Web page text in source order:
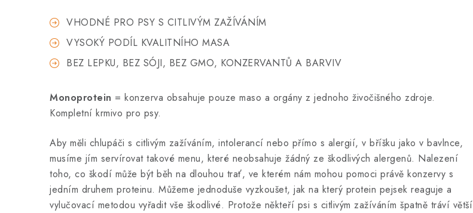
VHODNÉ PRO PSY S CITLIVÝM ZAŽÍVÁNÍM
VYSOKÝ PODÍL KVALITNÍHO MASA
BEZ LEPKU, BEZ SÓJI, BEZ GMO, KONZERVANTŮ A BARVIV
Monoprotein = konzerva obsahuje pouze maso a orgány z jednoho živočišného zdroje.
Kompletní krmivo pro psy.
Aby měli chlupáči s citlivým zažíváním, intolerancí nebo přímo s alergií, v bříšku jako v bavlnce,
musíme jím servírovat takové menu, které neobsahuje žádný ze škodlivých alergenů. Nalezení
toho, co škodí může být běh na dlouhou trať, ve kterém nám mohou pomoci právě konzervy s
jedním druhem proteinu. Můžeme jednoduše vyzkoušet, jak na který protein pejsek reaguje a
vylučovací metodou vyřadit vše škodlivé. Protože někteří psi s citlivým zažíváním špatně tráví větší